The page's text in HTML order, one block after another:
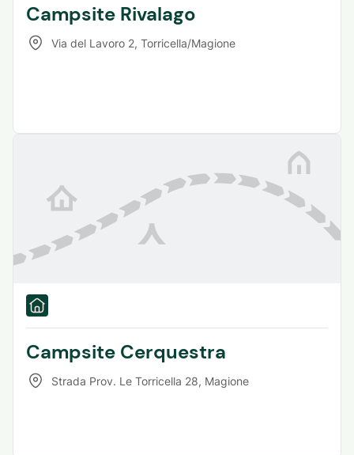
Campsite Rivalago
Via del Lavoro 2, Torricella/Magione
Campsite Cerquestra
Strada Prov. Le Torricella 28, Magione